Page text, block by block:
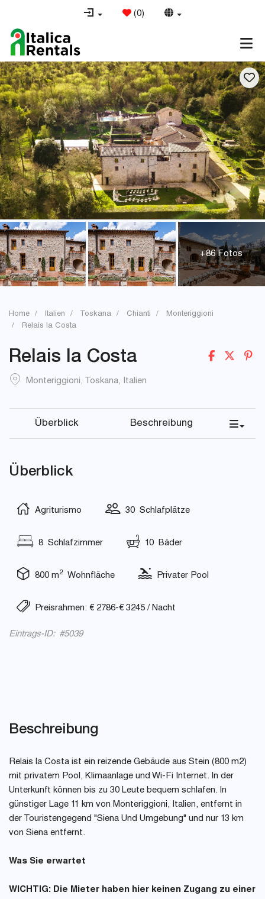
(0)
+86 Fotos
Home Italien Toskana Chianti
Monteriggioni
Relais la Costa
Relais la Costa
Monteriggioni, Toskana, Italien
Überblick Beschreibung
Überblick
Agriturismo 30 Schlafplätze
8 Schlafzimmer 10 Bäder
800 m2Wohnfläche Privater Pool
Preisrahmen: € 2786-€ 3245 / Nacht
Eintrags-ID: #5039
Beschreibung
Relais la Costa ist ein reizende Gebäude aus Stein (800 m2)
mit privatem Pool, Klimaanlage und Wi-Fi Internet. In der
Unterkunft können bis zu 30 Leute bequem schlafen. In
günstiger Lage 11 km von Monteriggioni, Italien, entfernt in
der Touristengegend "Siena Und Umgebung" und nur 13 km
von Siena entfernt.
Was Sie erwartet
WICHTIG: Die Mieter haben hier keinen Zugang zu einer